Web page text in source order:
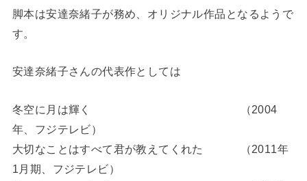
脚本は安達奈緒子が務め、オリジナル作品となるようで
す。
安達奈緒子さんの代表作としては
冬空に月は輝く （2004
年、フジテレビ）
大切なことはすべて君が教えてくれた （2011年
1月期、フジテレビ）